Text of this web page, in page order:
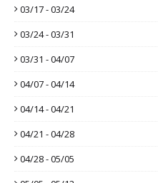
03/17 - 03/24
03/24 - 03/31
03/31 - 04/07
04/07 - 04/14
04/14 - 04/21
04/21 - 04/28
04/28 - 05/05